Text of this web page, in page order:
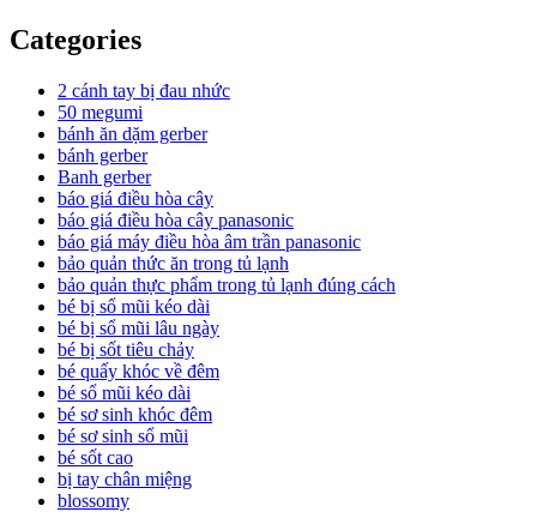
Categories
2 cánh tay bị đau nhức
50 megumi
bánh ăn dặm gerber
bánh gerber
Banh gerber
báo giá điều hòa cây
báo giá điều hòa cây panasonic
báo giá máy điều hòa âm trần panasonic
bảo quản thức ăn trong tủ lạnh
bảo quản thực phẩm trong tủ lạnh đúng cách
bé bị sổ mũi kéo dài
bé bị sổ mũi lâu ngày
bé bị sốt tiêu chảy
bé quấy khóc về đêm
bé sổ mũi kéo dài
bé sơ sinh khóc đêm
bé sơ sinh sổ mũi
bé sốt cao
bị tay chân miệng
blossomy